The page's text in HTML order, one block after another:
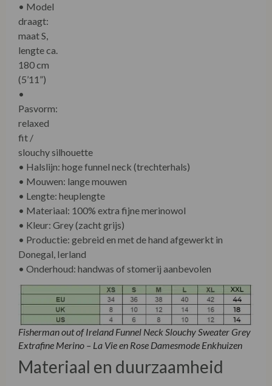
• Model
draagt:
maat S,
lengte ca.
180 cm
(5’11”)
•
Pasvorm:
relaxed
fit /
slouchy silhouette
• Halslijn: hoge funnel neck (trechterhals)
• Mouwen: lange mouwen
• Lengte: heuplengte
• Materiaal: 100% extra fijne merinowol
• Kleur: Grey (zacht grijs)
• Productie: gebreid en met de hand afgewerkt in
Donegal, Ierland
• Onderhoud: handwas of stomerij aanbevolen
Fisherman out of Ireland Funnel Neck Slouchy Sweater Grey
Extrafine Merino – La Vie en Rose Damesmode Enkhuizen
Materiaal en duurzaamheid